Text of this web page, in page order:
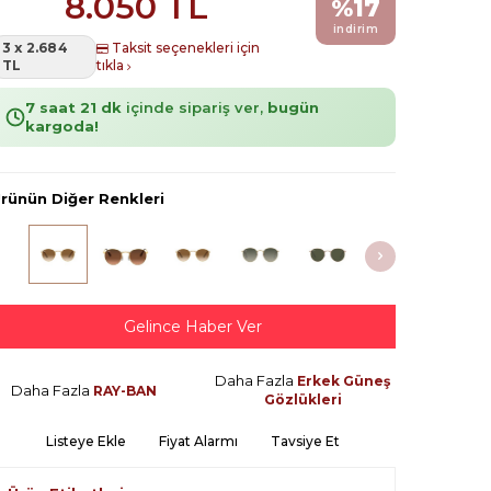
3 x 2.684
TL
Taksit seçenekleri için
tıkla
%17
indirim
7 saat 21 dk içinde sipariş ver, bugün
kargoda!
Diğer Renkleri
Gelince Haber Ver
Daha Fazla RAY-BAN
Daha Fazla Erkek Güneş
Gözlükleri
Listeye Ekle Fiyat Alarmı Tavsiye Et